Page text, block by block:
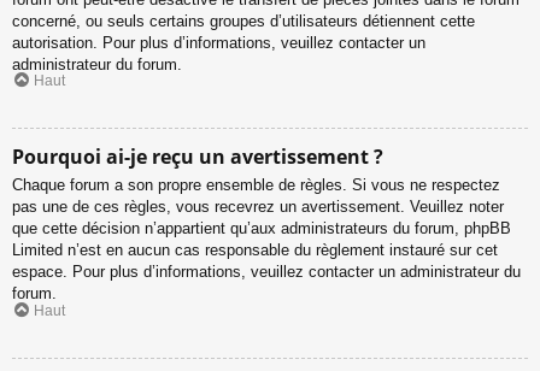
concerné, ou seuls certains groupes d’utilisateurs détiennent cette
autorisation. Pour plus d’informations, veuillez contacter un
administrateur du forum.
Haut
Pourquoi ai-je reçu un avertissement ?
Chaque forum a son propre ensemble de règles. Si vous ne respectez
pas une de ces règles, vous recevrez un avertissement. Veuillez noter
que cette décision n’appartient qu’aux administrateurs du forum, phpBB
Limited n’est en aucun cas responsable du règlement instauré sur cet
espace. Pour plus d’informations, veuillez contacter un administrateur du
forum.
Haut